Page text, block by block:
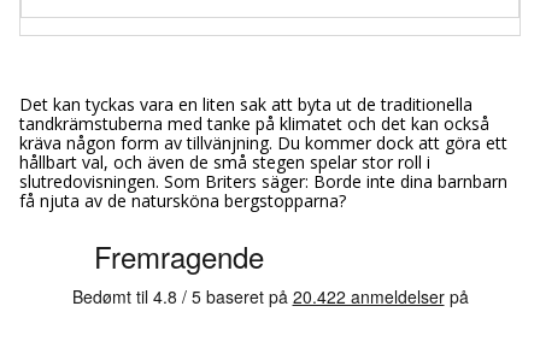
Det kan tyckas vara en liten sak att byta ut de traditionella
tandkrämstuberna med tanke på klimatet och det kan också
kräva någon form av tillvänjning. Du kommer dock att göra ett
hållbart val, och även de små stegen spelar stor roll i
slutredovisningen. Som Briters säger: Borde inte dina barnbarn
få njuta av de natursköna bergstopparna?